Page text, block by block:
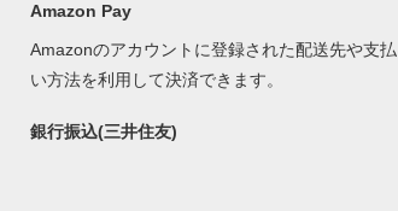
Amazon Pay
Amazonのアカウントに登録された配送先や支払
い方法を利用して決済できます。
銀行振込(三井住友)